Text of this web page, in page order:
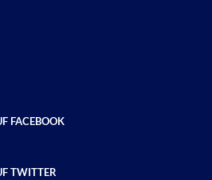
FACEBOOK
TWITTER